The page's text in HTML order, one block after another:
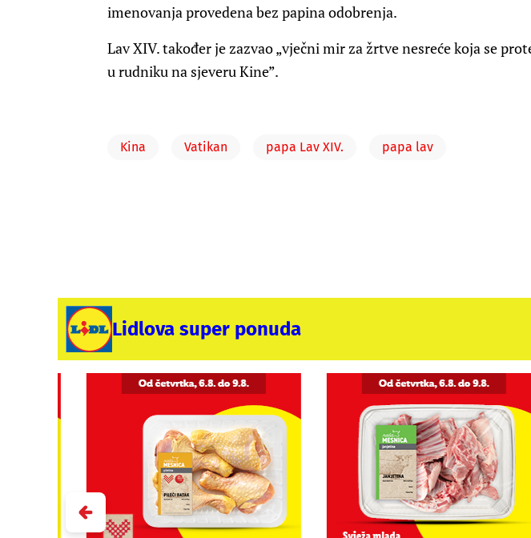
imenovanja provedena bez papina odobrenja.
Lav XIV. također je zazvao „vječni mir za žrtve nesreće koja se
u rudniku na sjeveru Kine”.
Kina Vatikan papa Lav XIV. papa lav
Lidlova super ponuda